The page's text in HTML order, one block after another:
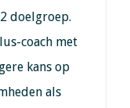
doelgroep.
coach met
kans op
als